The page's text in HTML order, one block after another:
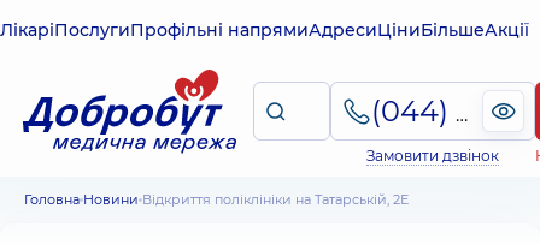
ЛікаріПослугиПрофільні напрямиАдресиЦіниБільшеАкції
(044) 495-2-888
Замовити дзвінок
Головна Новини Відкриття поліклініки на Татарській, 2Е